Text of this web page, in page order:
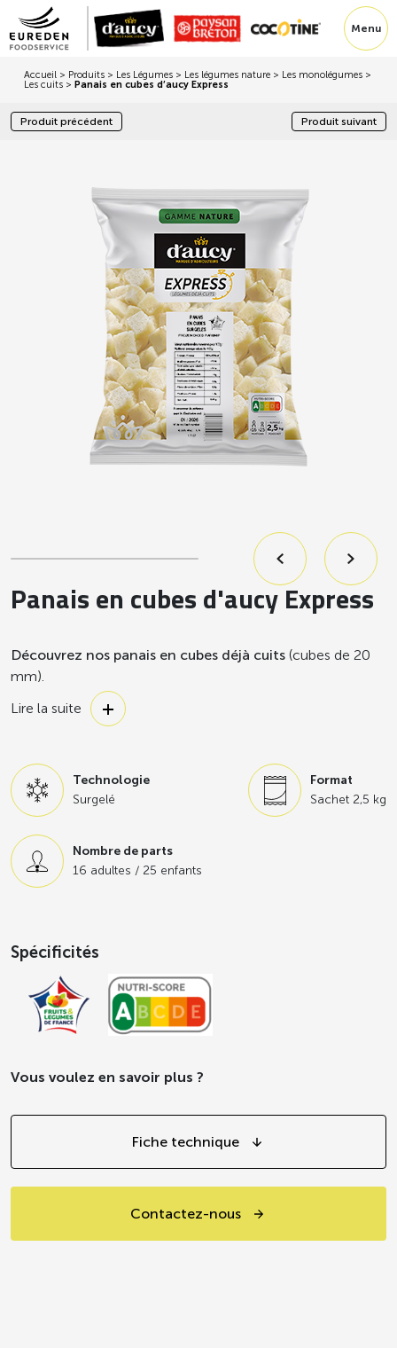
Menu
Accueil > Produits > Les Légumes > Les légumes nature > Les monolégumes >
Les cuits > Panais en cubes d’aucy Express
Produit précédent Produit suivant
Panais en cubes d'aucy Express
Découvrez nos panais en cubes déjà cuits (cubes de 20
mm).
Déjà pelées et cubées elles sont prêtes à l’emploi, vous
gagnez du temps pour laisser libre court à votre créativité.
quelques heures après la récolte
pour vous garantir le
meilleur du légume.
Produit source de fibres (3,6g au 100g).
Lire la suite
Technologie
Surgelé
Format
Sachet 2,5 kg
Nombre de parts
16 adultes / 25 enfants
Spécificités
Vous voulez en savoir plus ?
Fiche technique
Contactez-nous